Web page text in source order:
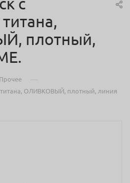
плотный,
Прочее —
титана, ОЛИВКОВЫЙ, плотный, линия